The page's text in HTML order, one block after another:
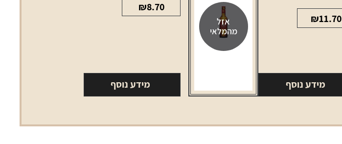
₪11.70
מידע נוסף
אזל
מהמלאי
₪8.70
מידע נוסף